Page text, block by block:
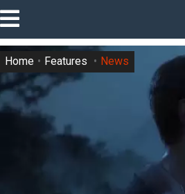
Home Features News